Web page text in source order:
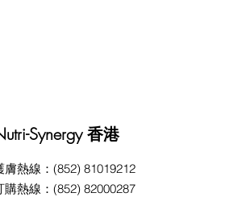
Synergy 香港
膚熱線：(852) 81019212
購熱線：(852) 82000287